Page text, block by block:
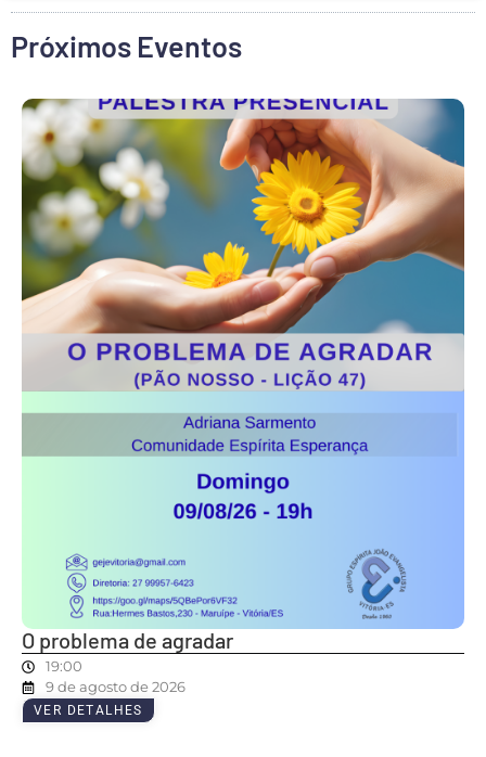
Próximos Eventos
O problema de agradar
19:00
9 de agosto de 2026
VER DETALHES